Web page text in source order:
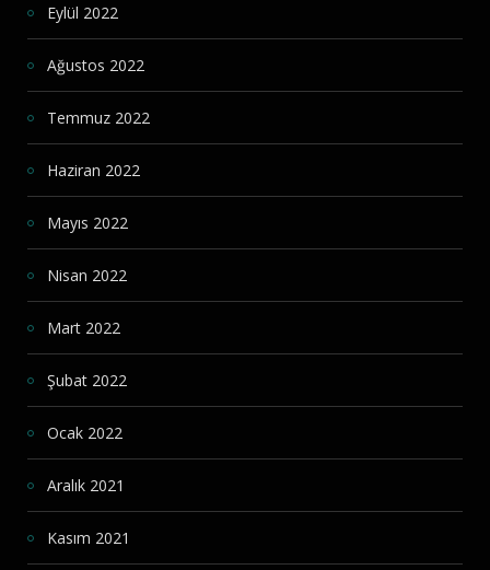
Eylül 2022
Ağustos 2022
Temmuz 2022
Haziran 2022
Mayıs 2022
Nisan 2022
Mart 2022
Şubat 2022
Ocak 2022
Aralık 2021
Kasım 2021